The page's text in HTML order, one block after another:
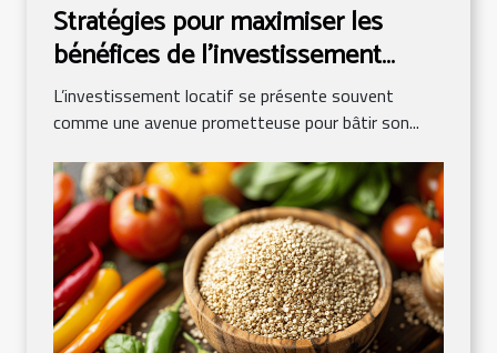
Stratégies pour maximiser les
bénéfices de l'investissement
locatif
L’investissement locatif se présente souvent
comme une avenue prometteuse pour bâtir son...